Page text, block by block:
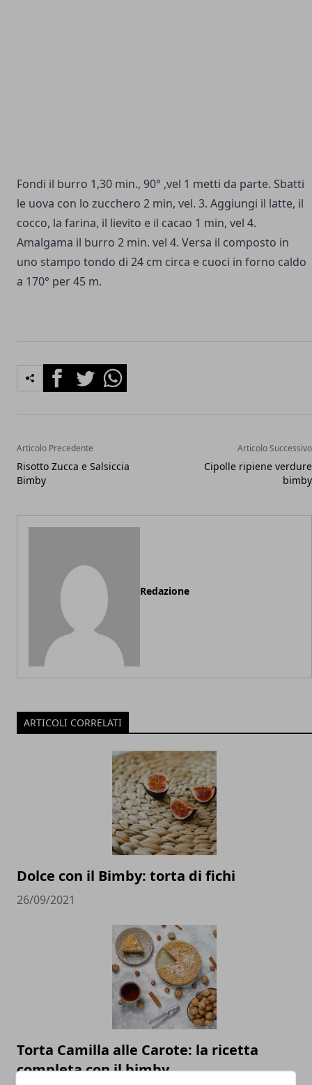
Fondi il burro 1,30 min., 90° ,vel 1 metti da parte. Sbatti
le uova con lo zucchero 2 min, vel. 3. Aggiungi il latte, il
cocco, la farina, il lievito e il cacao 1 min, vel 4.
Amalgama il burro 2 min. vel 4. Versa il composto in
uno stampo tondo di 24 cm circa e cuoci in forno caldo
a 170° per 45 m.
FacebookTwitterWhatsapp
Articolo Precedente
Risotto Zucca e Salsiccia
Bimby
Articolo Successivo
Cipolle ripiene verdure
bimby
Redazione
ARTICOLI CORRELATI
Dolce con il Bimby: torta di fichi
26/09/2021
Torta Camilla alle Carote: la ricetta
completa con il bimby